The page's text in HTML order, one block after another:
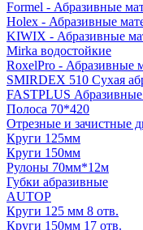
Formel - Абразивные
Holex - Абразивные
KIWIX - Абразивные
Mirka водостойкие
RoxelPro - Абразивные
SMIRDEX 510 Сухая
FASTPLUS
Полоса 70*420
Отрезные и зачистные
Круги 125мм
Круги 150мм
Рулоны 70мм*12м
Губки абразивные
AUTOP
Круги 125 мм 8 отв.
Круги 150мм 17 отв.